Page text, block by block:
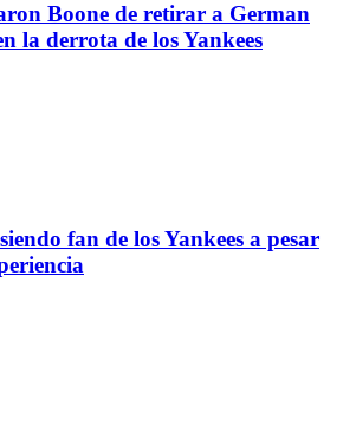
Boone de retirar a German
la derrota de los Yankees
fan de los Yankees a pesar